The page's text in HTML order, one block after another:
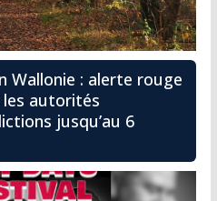
Wallonie : alerte rouge
les autorités
jusqu’au 6